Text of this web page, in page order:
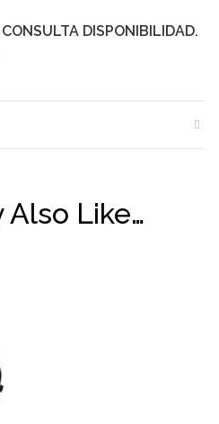
DISPONIBILIDAD.
Also Like…